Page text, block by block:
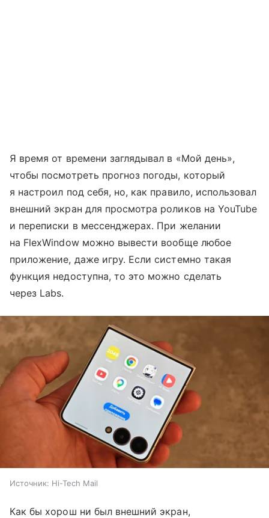
Я время от времени заглядывал в «Мой день»,
чтобы посмотреть прогноз погоды, который
я настроил под себя, но, как правило, использовал
внешний экран для просмотра роликов на YouTube
и переписки в мессенджерах. При желании
на FlexWindow можно вывести вообще любое
приложение, даже игру. Если системно такая
функция недоступна, то это можно сделать
через Labs.
Источник: Hi-Tech Mail
Как бы хорош ни был внешний экран,